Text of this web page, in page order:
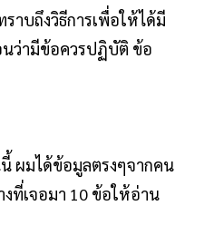
บถึงวิธีการเพื่อให้ได้มี
นว่ามีข้อควรปฏิบัติ ข้อ
ผมได้ข้อมูลตรงๆจากคน
ที่เจอมา 10 ข้อให้อ่าน